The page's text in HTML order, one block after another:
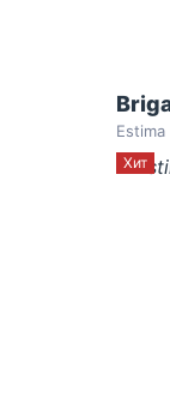
Estima
Хит